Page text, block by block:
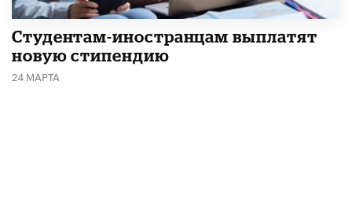
Студентам-иностранцам выплатят
новую стипендию
24 МАРТА